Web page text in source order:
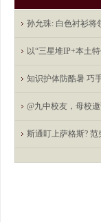
斯通盯上萨格斯?